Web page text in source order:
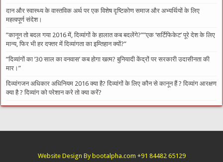
दान और स्वास्थ्य के वास्तविक अर्थ पर एक विशेष दृष्टिकोण समाज और अभ्यर्थियों के लिए
महत्वपूर्ण संदेश।
​”कानून तो बदल गया 2016 में, दिव्यांगों के हालात कब बदलेंगे?”​”एक ‘सर्टिफिकेट’ पूरे देश के लिए
मान्य, फिर भी हर दफ्तर में दिव्यांगता का इम्तिहान क्यों?”
​”दिव्यांगों का ’30 साल का वनवास’ कब होगा खत्म? बुनियादी केंद्रों पर सरकारी उदासीनता की
मार।”
दिव्यांगजन अधिकार अधिनियम 2016 क्या है? दिव्यांगों के लिए कौन से कानून हैं ? दिव्यांग आरक्षण
क्या है ? दिव्यांग को परेशान करे तो क्या करें?
Website Design By bootalpha.com +91 84482 65129